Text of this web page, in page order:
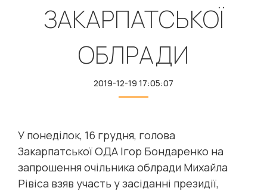
ЗАКАРПАТСЬКОЇ
ОБЛРАДИ
2019-12-19 17:05:07
У понеділок, 16 грудня, голова
Закарпатської ОДА Ігор Бондаренко на
запрошення очільника облради Михайла
Рівіса взяв участь у засіданні президії,